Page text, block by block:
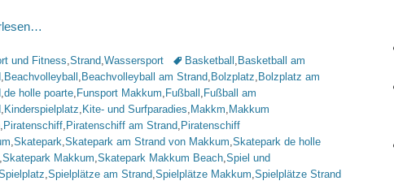
und Fitness,Strand,Wassersport Schlagworte
Basketball , Basketball am
, Beachvolleyball , Beachvolleyball am Strand, Bolzplatz, Bolzplatz am
,de holle poarte, Funsport Makkum, Fußball , Fußball am
, Kinderspielplatz, Kite- und Surfparadies, Makkm, Makkum
, Piratenschiff, Piratenschiff am Strand, Piratenschiff
,Skatepark,Skatepark am Strand von Makkum,Skatepark de holle
,Skatepark Makkum,Skatepark Makkum Beach,Spiel und
,Spielplätze am Strand,Spielplätze Makkum,Spielplätze Strand